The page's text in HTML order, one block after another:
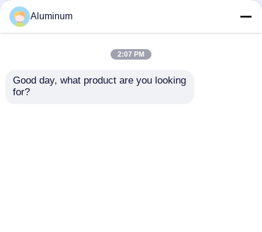
ngsfolie ♪
Feuchtigkeitsdicht &
hitzebeständig
Aluminum
2:07 PM
Good day, what product are you looking
for?